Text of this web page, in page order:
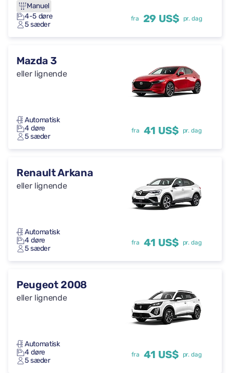
Manuel
4-5 døre
5 sæder
fra 29 US$ pr. dag
Mazda 3
eller lignende
Automatisk
4 døre
5 sæder
fra 41 US$ pr. dag
Renault Arkana
eller lignende
Automatisk
4 døre
5 sæder
fra 41 US$ pr. dag
Peugeot 2008
eller lignende
Automatisk
4 døre
5 sæder
fra 41 US$ pr. dag